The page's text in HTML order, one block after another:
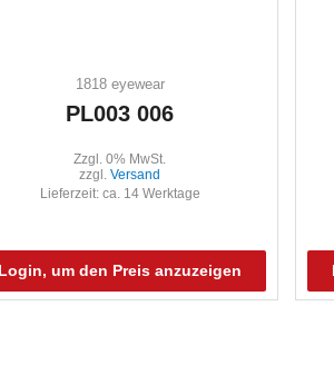
1818 eyewear
PL003 006
Login, um den Preis anzuzeigen
Zzgl. 0% MwSt.
zzgl. Versand
Lieferzeit: ca. 14 Werktage